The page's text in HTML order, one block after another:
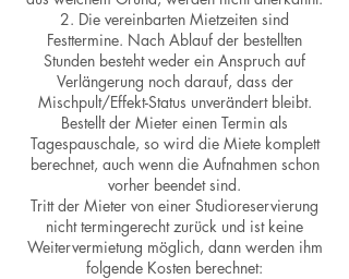
2. Die vereinbarten Mietzeiten sind
Festtermine. Nach Ablauf der bestellten
Stunden besteht weder ein Anspruch auf
Verlängerung noch darauf, dass der
Mischpult/Effekt-Status unverändert bleibt.
Bestellt der Mieter einen Termin als
Tagespauschale, so wird die Miete komplett
berechnet, auch wenn die Aufnahmen schon
vorher beendet sind.
Tritt der Mieter von einer Studioreservierung
nicht termingerecht zurück und ist keine
Weitervermietung möglich, dann werden ihm
folgende Kosten berechnet: